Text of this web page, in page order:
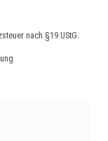
nach §19 UStG.